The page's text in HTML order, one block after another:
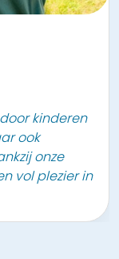
kinderen
ook
onze
vol plezier in